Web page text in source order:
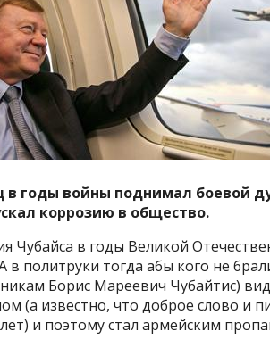
в годы войны поднимал боевой
коррозию в общество.
Чубайса в годы Великой
в политруки тогда абы кого не
Борис Мареевич Чубайтис)
(а известно, что доброе слово и
и поэтому стал армейским